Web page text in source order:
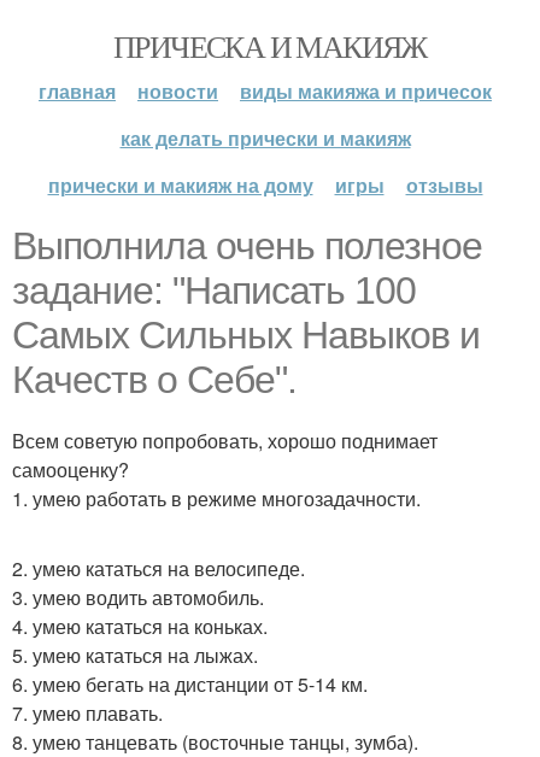
ПРИЧЕСКА И МАКИЯЖ
главная новости
виды макияжа и причесок
как делать прически и макияж
прически и макияж на дому
игры отзывы
Выполнила очень полезное
задание: "Написать 100
Самых Сильных Навыков и
Качеств о Себе".
Всем советую попробовать, хорошо поднимает
самооценку?
1. умею работать в режиме многозадачности.
2. умею кататься на велосипеде.
3. умею водить автомобиль.
4. умею кататься на коньках.
5. умею кататься на лыжах.
6. умею бегать на дистанции от 5-14 км.
7. умею плавать.
8. умею танцевать (восточные танцы, зумба).